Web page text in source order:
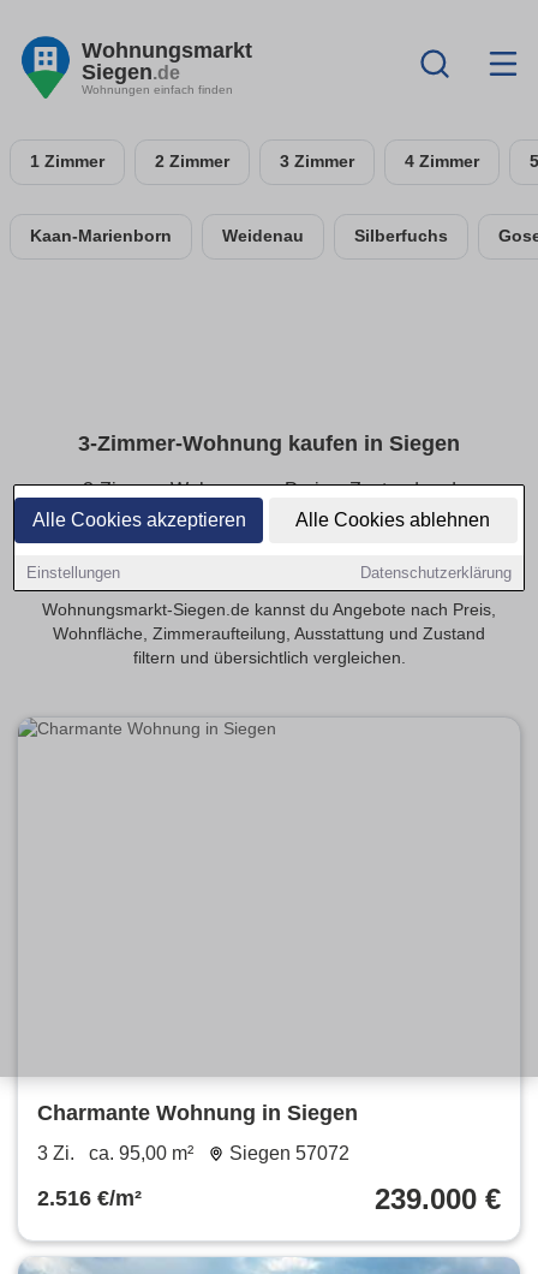
Alle Cookies akzeptieren Alle Cookies ablehnen
Einstellungen Datenschutzerklärung
Wohnungsmarkt
Siegen.de
Wohnungen einfach finden
1 Zimmer 2 Zimmer 3 Zimmer 4 Zimmer
Kaan-Marienborn Weidenau Silberfuchs
3-Zimmer-Wohnung kaufen in Siegen
3-Zimmer-Wohnungen: Preise, Zustand und
Grundrisse im Überblick
Wohnungsmarkt-Siegen.de kannst du Angebote nach Preis,
Wohnfläche, Zimmeraufteilung, Ausstattung und Zustand
filtern und übersichtlich vergleichen.
Charmante Wohnung in Siegen
3 Zi. ca. 95,00 m² Siegen 57072
2.516 €/m² 239.000 €